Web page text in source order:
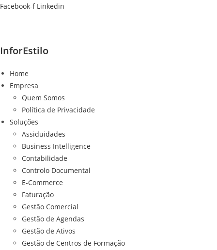
Ir
Facebook-f Linkedin
InforEstilo
Home
Empresa
Quem Somos
Política de Privacidade
Soluções
Assiduidades
Business Intelligence
Contabilidade
Controlo Documental
E-Commerce
Faturação
Gestão Comercial
Gestão de Agendas
Gestão de Ativos
Gestão de Centros de Formação